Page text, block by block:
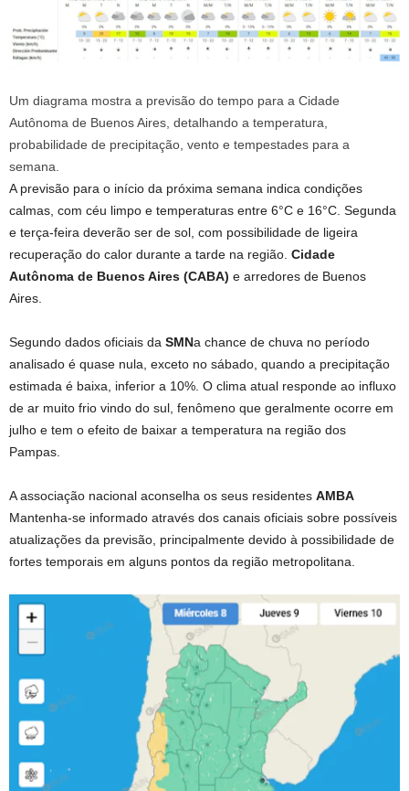
Um diagrama mostra a previsão do tempo para a Cidade
Autônoma de Buenos Aires, detalhando a temperatura,
probabilidade de precipitação, vento e tempestades para a
semana.
A previsão para o início da próxima semana indica condições
calmas, com céu limpo e temperaturas entre 6°C e 16°C. Segunda
e terça-feira deverão ser de sol, com possibilidade de ligeira
recuperação do calor durante a tarde na região. Cidade
Autônoma de Buenos Aires (CABA) e arredores de Buenos
Aires.
Segundo dados oficiais da SMNa chance de chuva no período
analisado é quase nula, exceto no sábado, quando a precipitação
estimada é baixa, inferior a 10%. O clima atual responde ao influxo
de ar muito frio vindo do sul, fenômeno que geralmente ocorre em
julho e tem o efeito de baixar a temperatura na região dos
Pampas.
A associação nacional aconselha os seus residentes AMBA
Mantenha-se informado através dos canais oficiais sobre possíveis
atualizações da previsão, principalmente devido à possibilidade de
fortes temporais em alguns pontos da região metropolitana.